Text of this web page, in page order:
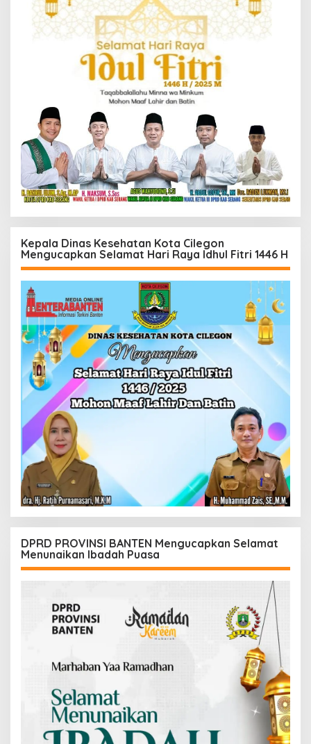
Kepala Dinas Kesehatan Kota Cilegon
Mengucapkan Selamat Hari Raya Idhul Fitri 1446 H
DPRD PROVINSI BANTEN Mengucapkan Selamat
Menunaikan Ibadah Puasa